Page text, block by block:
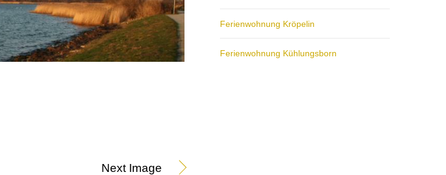
Next Image
Ferienwohnung Kröpelin
Ferienwohnung Kühlungsborn